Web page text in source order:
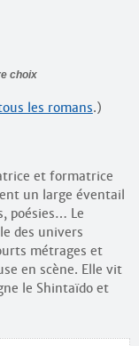
choix
les romans.)
et formatrice
un large éventail
poésies… Le
des univers
métrages et
en scène. Elle vit
le Shintaïdo et